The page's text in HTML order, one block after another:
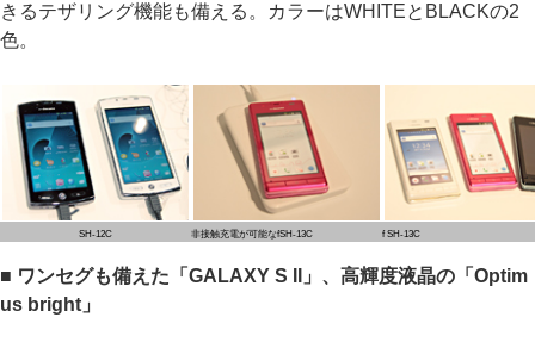
きるテザリング機能も備える。カラーはWHITEとBLACKの2
色。
SH-12C 非接触充電が可能なfSH-13C f SH-13C
■ ワンセグも備えた「GALAXY S II」、高輝度液晶の「Optim
us bright」